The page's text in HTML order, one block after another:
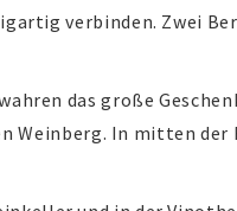
verbinden. Zwei
das große
Weinberg. In mitten